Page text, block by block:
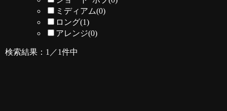
ミディアム(0)
ロング(1)
アレンジ(0)
検索結果：1／1件中